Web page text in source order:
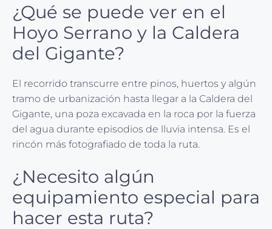
¿Qué se puede ver en el
Hoyo Serrano y la Caldera
del Gigante?
El recorrido transcurre entre pinos, huertos y algún
tramo de urbanización hasta llegar a la Caldera del
Gigante, una poza excavada en la roca por la fuerza
del agua durante episodios de lluvia intensa. Es el
rincón más fotografiado de toda la ruta.
¿Necesito algún
equipamiento especial para
hacer esta ruta?